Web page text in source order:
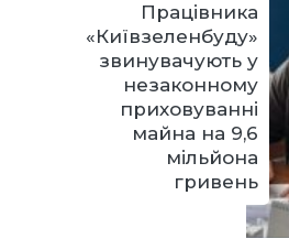
Працівника
«Київзеленбуду»
звинувачують у
незаконному
приховуванні
майна на 9,6
мільйона
гривень